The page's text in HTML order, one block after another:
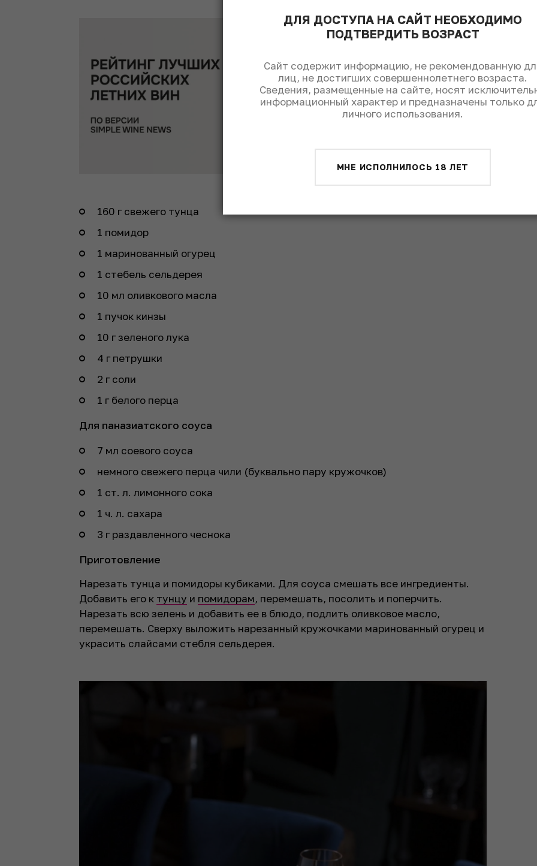
160 г свежего тунца
1 помидор
1 маринованный огурец
1 стебель сельдерея
10 мл оливкового масла
1 пучок кинзы
10 г зеленого лука
4 г петрушки
2 г соли
1 г белого перца
Для паназиатского соуса
7 мл соевого соуса
немного свежего перца чили (буквально пару кружочков)
1 ст. л. лимонного сока
1 ч. л. сахара
3 г раздавленного чеснока
Приготовление
Нарезать тунца и помидоры кубиками. Для соуса смешать все ингредиенты.
Добавить его к тунцу и помидорам, перемешать, посолить и поперчить.
Нарезать всю зелень и добавить ее в блюдо, подлить оливковое масло,
перемешать. Сверху выложить нарезанный кружочками маринованный огурец и
украсить слайсами стебля сельдерея.
ДЛЯ ДОСТУПА НА САЙТ НЕОБХОДИМО
ПОДТВЕРДИТЬ ВОЗРАСТ
Сайт содержит информацию, не рекомендованную
лиц, не достигших совершеннолетнего возраста.
Сведения, размещенные на сайте, носят
информационный характер и предназначены только
личного использования.
МНЕ ИСПОЛНИЛОСЬ 18 ЛЕТ